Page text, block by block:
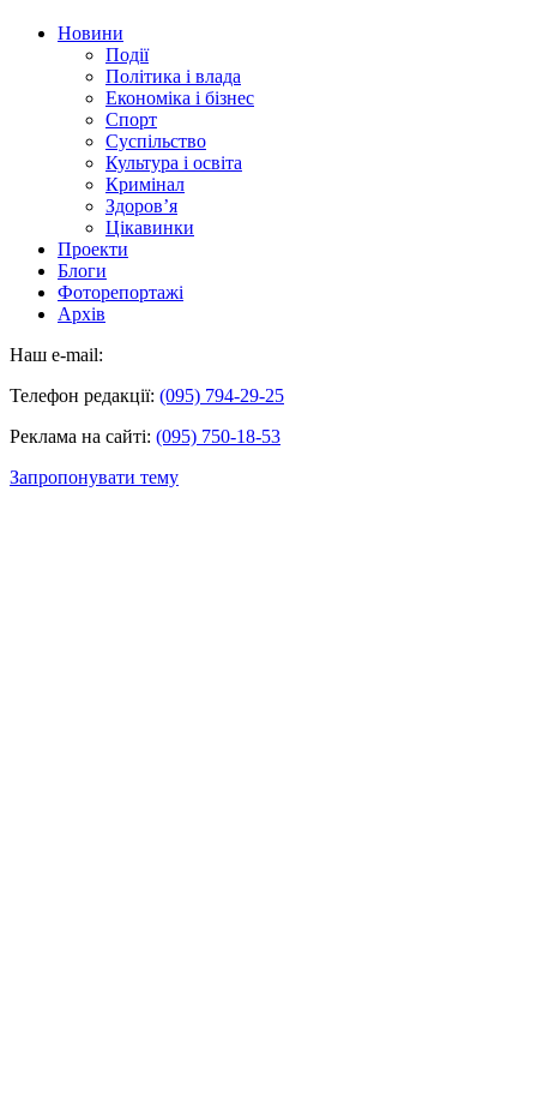
Новини
Події
Політика і влада
Економіка і бізнес
Спорт
Суспільство
Культура і освіта
Кримінал
Здоров’я
Цікавинки
Проекти
Блоги
Фоторепортажі
Архів
Наш e-mail:
Телефон редакції: (095) 794-29-25
Реклама на сайті: (095) 750-18-53
Запропонувати тему